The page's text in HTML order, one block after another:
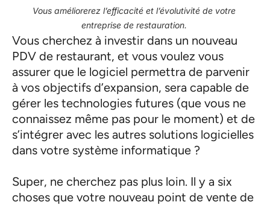
Vous améliorerez l’efficacité et l’évolutivité de votre
entreprise de restauration.
Vous cherchez à investir dans un nouveau
PDV de restaurant, et vous voulez vous
assurer que le logiciel permettra de parvenir
à vos objectifs d’expansion, sera capable de
gérer les technologies futures (que vous ne
connaissez même pas pour le moment) et de
s’intégrer avec les autres solutions logicielles
dans votre système informatique ?
Super, ne cherchez pas plus loin. Il y a six
choses que votre nouveau point de vente de